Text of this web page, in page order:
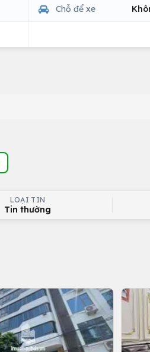
Chỗ để xe
LOẠI TIN
Tin thường